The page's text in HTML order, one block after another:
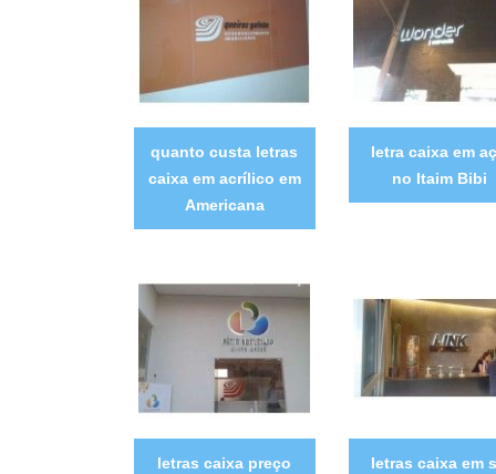
quanto custa letras
caixa em acrílico em
Americana
letra caixa em
no Itaim Bibi
letras caixa preço
letras caixa em